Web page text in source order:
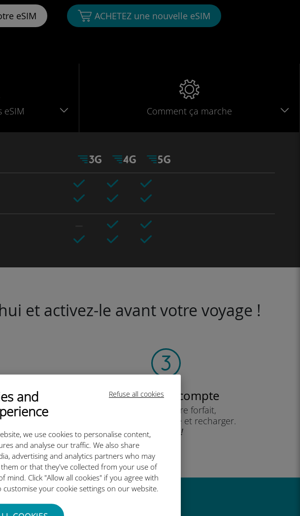
Refuse all cookies
and
we use cookies to personalise content,
and analyse our traffic. We also share
advertising and analytics partners who may
or that they've collected from your use of
mind. Click "Allow all cookies" if you agree with
your cookie settings on our website.
eSIM
ACHETEZ une nouvelle eSIM
eSIM Comment ça marche
et activez-le avant votre voyage !
Créez votre compte
pour utiliser votre forfait,
consulter votre solde et recharger.
Profitez !
Ubigi est si bien